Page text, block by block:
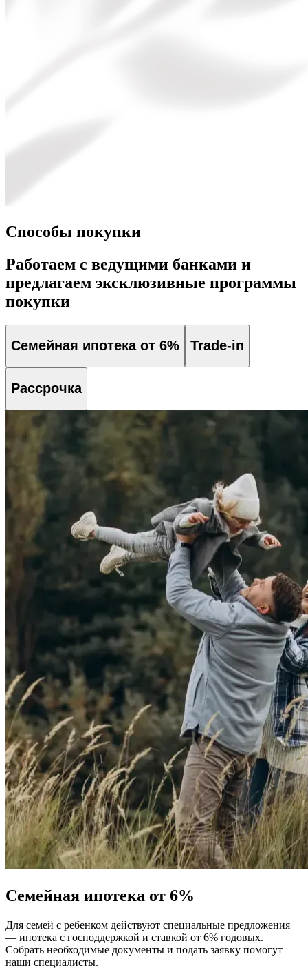
Способы покупки
Работаем с ведущими банками и
предлагаем эксклюзивные программы
покупки
Семейная ипотека от 6% Trade-in
Рассрочка
Семейная ипотека от 6%
Для семей с ребенком действуют специальные предложения
— ипотека с господдержкой и ставкой от 6% годовых.
Собрать необходимые документы и подать заявку помогут
наши специалисты.